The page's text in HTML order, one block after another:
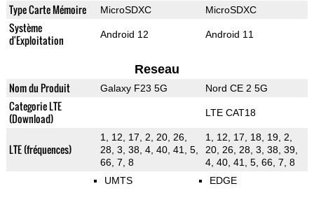
Type Carte Mémoire MicroSDXC MicroSDXC
Système
d'Exploitation
Android 12 Android 11
Reseau
Nom du Produit Galaxy F23 5G Nord CE 2 5G
Categorie LTE
(Download)
LTE CAT18
LTE (fréquences)
1, 12, 17, 2, 20, 26,
28, 3, 38, 4, 40, 41, 5,
66, 7, 8
1, 12, 17, 18, 19, 2,
20, 26, 28, 3, 38, 39,
4, 40, 41, 5, 66, 7, 8
UMTS
EDGE